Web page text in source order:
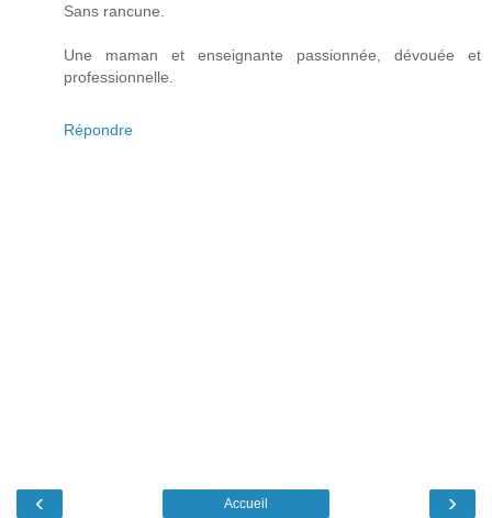
Sans rancune.
Une maman et enseignante passionnée, dévouée et
professionnelle.
Répondre
‹ ›
Accueil